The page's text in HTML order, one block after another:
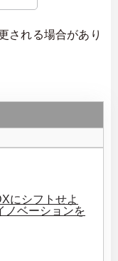
される場合があり
にシフトせよ
ノベーションを